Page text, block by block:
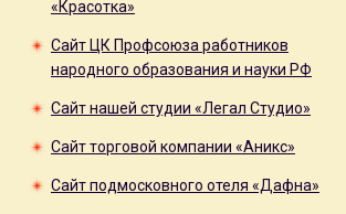
«Красотка»
Сайт ЦК Профсоюза работников
народного образования и науки РФ
Сайт нашей студии «Легал Студио»
Сайт торговой компании «Аникс»
Сайт подмосковного отеля «Дафна»